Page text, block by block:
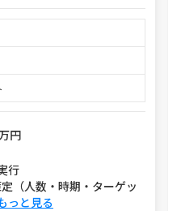
円
行
（人数・時期・ターゲッ
っと見る